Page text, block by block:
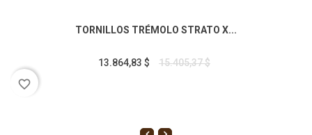
TORNILLOS TRÉMOLO STRATO X...
13.864,83 $ 15.405,37 $
favorite_border